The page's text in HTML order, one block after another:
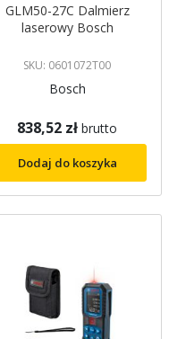
GLM50-27C Dalmierz
laserowy Bosch
SKU: 0601072T00
Bosch
838,52 zł brutto
Dodaj do koszyka